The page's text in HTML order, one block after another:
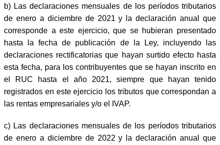
b) Las declaraciones mensuales de los períodos tributarios
de enero a diciembre de 2021 y la declaración anual que
corresponde a este ejercicio, que se hubieran presentado
hasta la fecha de publicación de la Ley, incluyendo las
declaraciones rectificatorias que hayan surtido efecto hasta
esta fecha, para los contribuyentes que se hayan inscrito en
el RUC hasta el año 2021, siempre que hayan tenido
registrados en este ejercicio los tributos que correspondan a
las rentas empresariales y/o el IVAP.
c) Las declaraciones mensuales de los períodos tributarios
de enero a diciembre de 2022 y la declaración anual que